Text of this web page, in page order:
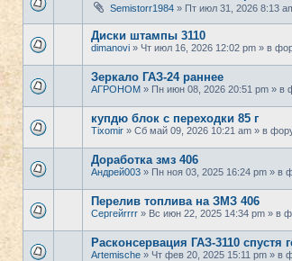
Semistorr1984 » Пт июл 31, 2026 8:13
Диски штампы 3110
dimanovi » Чт июл 16, 2026 12:02 pm » в
Зеркало ГАЗ-24 раннее
АГРОНОМ » Пн июн 08, 2026 20:51 pm » в
купдю блок с переходки 85 г
Tixomir » Сб май 09, 2026 10:21 am » в
Доработка змз 406
Андрей003 » Пн ноя 03, 2025 16:24 pm » в
Перелив топлива на ЗМЗ 406
Сергейrrrr » Вс июн 22, 2025 14:34 pm » в
Расконсервация ГАЗ-3110 спустя
Artemische » Чт фев 20, 2025 15:11 pm » в